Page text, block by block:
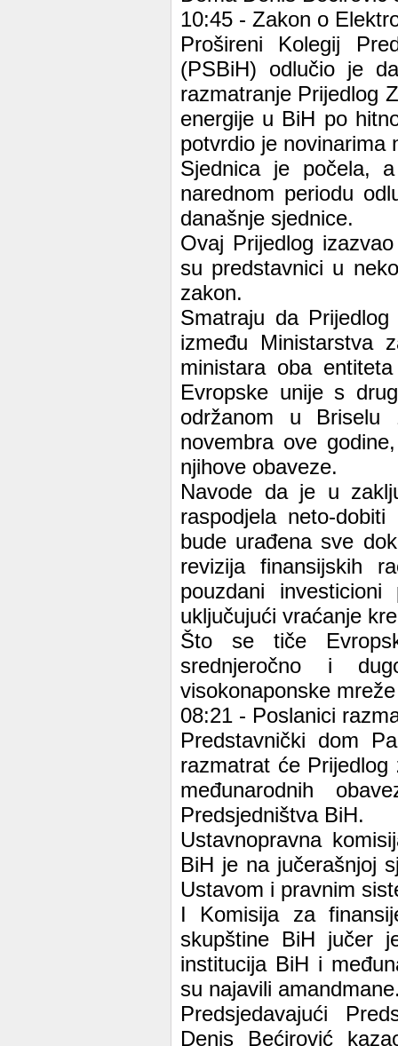
10:45 - Zakon o
Prošireni Kolegij
(PSBiH) odlučio je
razmatranje Prijedlog
energije u BiH po
potvrdio je novinarima
Sjednica je počela,
narednom periodu
današnje sjednice.
Ovaj Prijedlog
su predstavnici u
zakon.
Smatraju da
između Ministarstva
ministara oba
Evropske unije s
održanom u Briselu
novembra ove
njihove obaveze.
Navode da je u
raspodjela neto-
bude urađena sve
revizija finansijskih
pouzdani
uključujući vraćanje
Što se tiče
srednjeročno i
visokonaponske
08:21 - Poslanici
Predstavnički dom
razmatrat će
međunarodnih
Predsjedništva BiH.
Ustavnopravna
BiH je na jučerašnjoj
Ustavom i pravnim
I Komisija za
skupštine BiH jučer
institucija BiH i
su najavili
Predsjedavajući
Denis Bećirović